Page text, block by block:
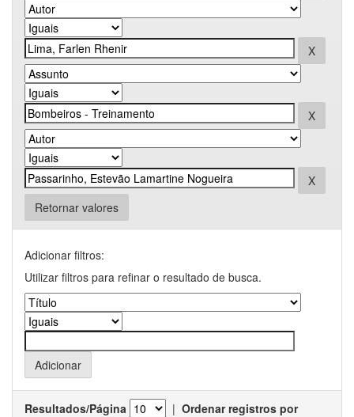
Retornar valores
Adicionar filtros:
Utilizar filtros para refinar o resultado de busca.
Resultados/Página | Ordenar registros por